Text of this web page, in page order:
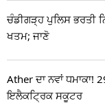
ਚੰਡੀਗੜ੍ਹ ਪੁਲਿਸ ਭਰਤੀ
ਖਤਮ; ਜਾਣੋ
Ather ਦਾ ਨਵਾਂ
ਇਲੈਕਟ੍ਰਿਕ ਸਕੂਟਰ